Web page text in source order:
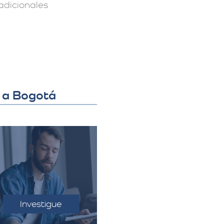
Bogotá
Investigue
Conocer las
regulaciones
del país de
destino para evitar